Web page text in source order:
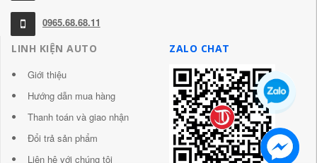
0965.68.68.11
LINH KIỆN AUTO
Giới thiệu
Hướng dẫn mua hàng
Thanh toán và giao nhận
Đổi trả sản phẩm
Liên hệ với chúng tôi
ZALO CHAT